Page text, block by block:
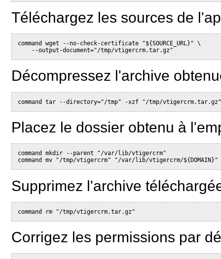
Téléchargez les sources de
command wget --no-check-certificate "${SOURCE_URL}" \
Décompressez l'archive
Placez le dossier obtenu à
command mkdir --parent "/var/lib/vtigercrm"
Supprimez l'archive
command rm "/tmp/vtigercrm.tar.gz"
Corrigez les permissions par